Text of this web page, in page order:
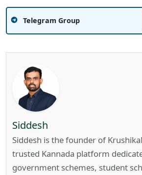
Telegram Group
Siddesh
Siddesh is the founder of
trusted Kannada platform
government schemes, student